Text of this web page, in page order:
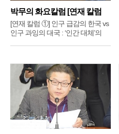
박무의 화요칼럼 [연재 칼럼
①]
[연재 칼럼 ①] 인구 급감의 한국 vs
인구 과잉의 대국 : ‘인간 대체’의